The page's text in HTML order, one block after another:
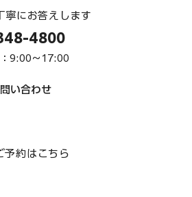
寧にお答えします
い合わせ
4800
：9:00〜17:00
予約はこちら